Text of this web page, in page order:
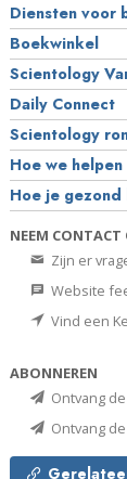
Diensten voor
Boekwinkel
Scientology
Daily Connect
Scientology
Hoe we helpen
Hoe je
NEEM CONTACT
Zijn er
Website
Vind een
ABONNEREN
Ontvang
Ontvang